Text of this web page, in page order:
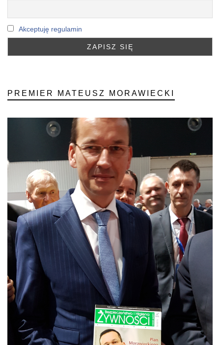
Akceptuję regulamin
PREMIER MATEUSZ MORAWIECKI